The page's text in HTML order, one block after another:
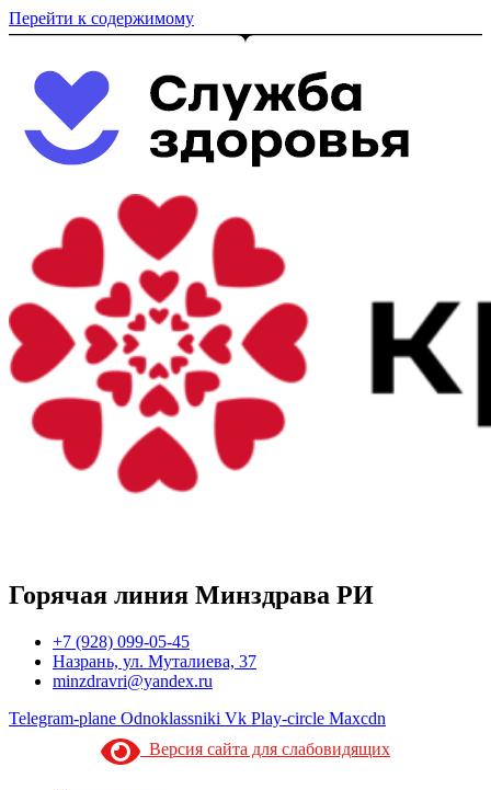
Перейти к содержимому
Горячая линия Минздрава РИ
+7 (928) 099-05-45
Назрань, ул. Муталиева, 37
minzdravri@yandex.ru
Telegram-plane Odnoklassniki Vk Play-circle Maxcdn
Версия сайта для слабовидящих